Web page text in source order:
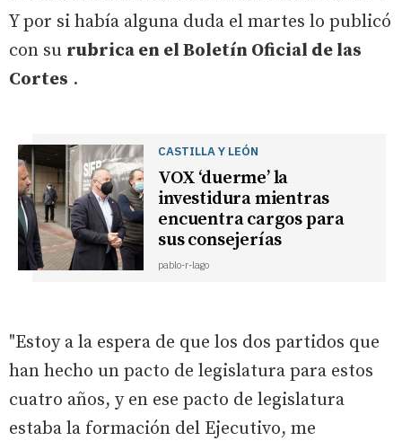
Y por si había alguna duda el martes lo publicó
con su rubrica en el Boletín Oficial de las
Cortes .
CASTILLA Y LEÓN
VOX ‘duerme’ la
investidura mientras
encuentra cargos para
sus consejerías
pablo-r-lago
"Estoy a la espera de que los dos partidos que
han hecho un pacto de legislatura para estos
cuatro años, y en ese pacto de legislatura
estaba la formación del Ejecutivo, me